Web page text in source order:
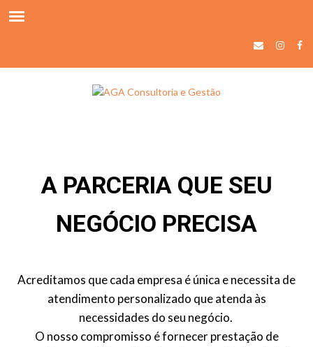
A PARCERIA QUE SEU
NEGÓCIO PRECISA
Acreditamos que cada empresa é única e necessita de
atendimento personalizado que atenda às
necessidades do seu negócio.
O nosso compromisso é fornecer prestação de